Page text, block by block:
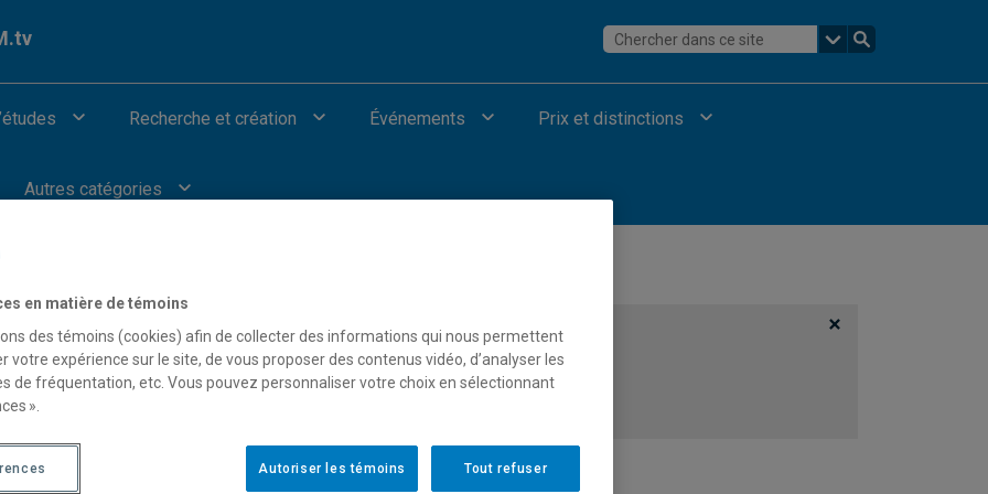
Recherche et création Événements Prix et distinctions
Autres catégories
afficher les vidéos provenant de Youtube.
en matière de témoins
des témoins (cookies) afin de collecter des informations qui nous permettent
votre expérience sur le site, de vous proposer des contenus vidéo, d’analyser les
de fréquentation, etc. Vous pouvez personnaliser votre choix en sélectionnant
».
Tout refuser
Autoriser les témoins